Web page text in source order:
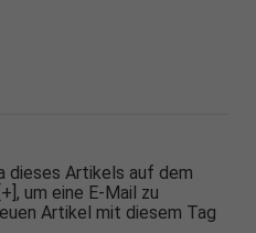
dieses Artikels auf dem
um eine E-Mail zu
Artikel mit diesem Tag